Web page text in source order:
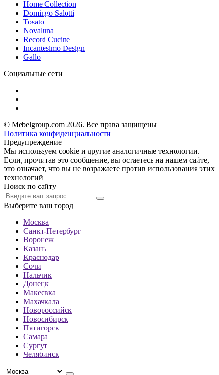
Home Collection
Domingo Salotti
Tosato
Novaluna
Record Cucine
Incantesimo Design
Gallo
Социальные сети
© Mebelgroup.com 2026. Все права защищены
Политика конфиденциальности
Предупреждение
Мы используем cookie и другие аналогичные технологии.
Если, прочитав это сообщение, вы остаетесь на нашем сайте,
это означает, что вы не возражаете против использования этих
технологий
Поиск по сайту
Выберите ваш город
Москва
Санкт-Петербург
Воронеж
Казань
Краснодар
Сочи
Нальчик
Донецк
Макеевка
Махачкала
Новороссийск
Новосибирск
Пятигорск
Самара
Сургут
Челябинск